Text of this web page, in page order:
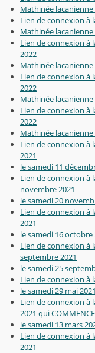
Mathinée
Lien de connexion à
Mathinée
Lien de connexion à
2022
Mathinée lacanienne
Lien de connexion à
2022
Mathinée lacanienne
Lien de connexion à
2022
Mathinée lacanienne
Lien de connexion à
2021
le samedi 11
Lien de connexion à
novembre 2021
le samedi 20
Lien de connexion à
2021
le samedi 16 octobre
Lien de connexion à
septembre 2021
le samedi 25
Lien de connexion à
le samedi 29 mai 2021
Lien de connexion à
2021 qui
le samedi 13 mars
Lien de connexion à
2021